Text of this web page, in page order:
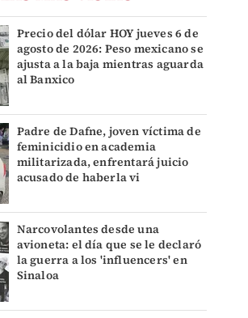
Precio del dólar HOY jueves 6 de
agosto de 2026: Peso mexicano se
ajusta a la baja mientras aguarda
al Banxico
Padre de Dafne, joven víctima de
feminicidio en academia
militarizada, enfrentará juicio
acusado de haberla vi
Narcovolantes desde una
avioneta: el día que se le declaró
la guerra a los 'influencers' en
Sinaloa